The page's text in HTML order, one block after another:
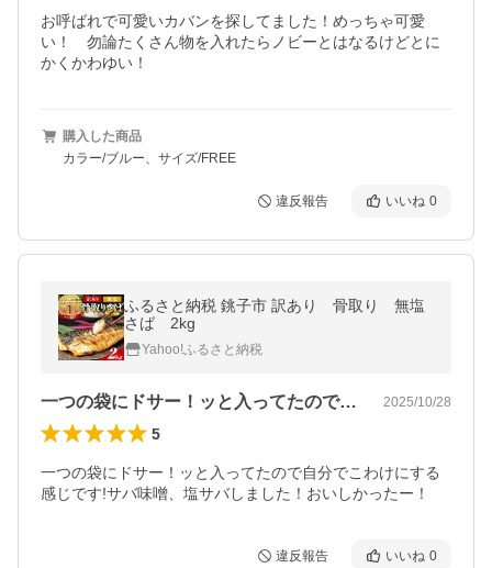
お呼ばれで可愛いカバンを探してました！めっちゃ可愛
い！　勿論たくさん物を入れたらノビーとはなるけどとに
かくかわゆい！
購入した商品
カラー/ブルー、サイズ/FREE
違反報告 いいね 0
ふるさと納税 銚子市 訳あり 骨取り 無塩
さば 2kg
Yahoo!ふるさと納税
一つの袋にドサー！ッと入ってたので自分… 2025/10/28
5
一つの袋にドサー！ッと入ってたので自分でこわけにする
感じです!サバ味噌、塩サバしました！おいしかったー！
違反報告 いいね 0